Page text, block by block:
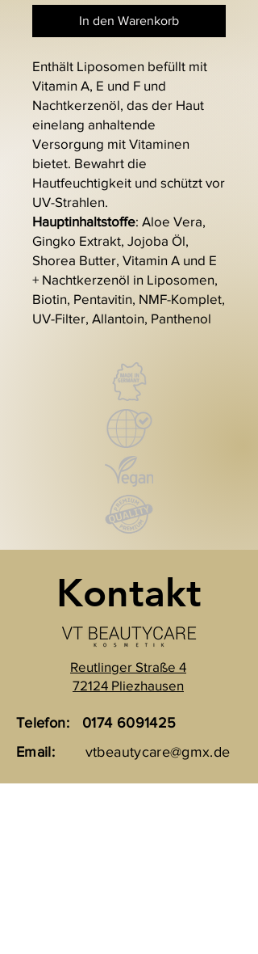
In den Warenkorb
Enthält Liposomen befüllt mit
Vitamin A, E und F und
Nachtkerzenöl, das der Haut
einelang anhaltende
Versorgung mit Vitaminen
bietet. Bewahrt die
Hautfeuchtigkeit und schützt vor
UV-Strahlen.
Hauptinhaltstoffe: Aloe Vera,
Gingko Extrakt, Jojoba Öl,
Shorea Butter, Vitamin A und E
+ Nachtkerzenöl in Liposomen,
Biotin, Pentavitin, NMF-Komplet,
UV-Filter, Allantoin, Panthenol
Kontakt
Reutlinger Straße 4
72124 Pliezhausen
Telefon:
0174 6091425
Email:
vtbeautycare@gmx.de